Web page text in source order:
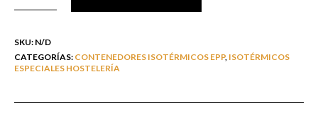
SKU: N/D
CATEGORÍAS: CONTENEDORES ISOTÉRMICOS EPP, ISOTÉRMICOS
ESPECIALES HOSTELERÍA